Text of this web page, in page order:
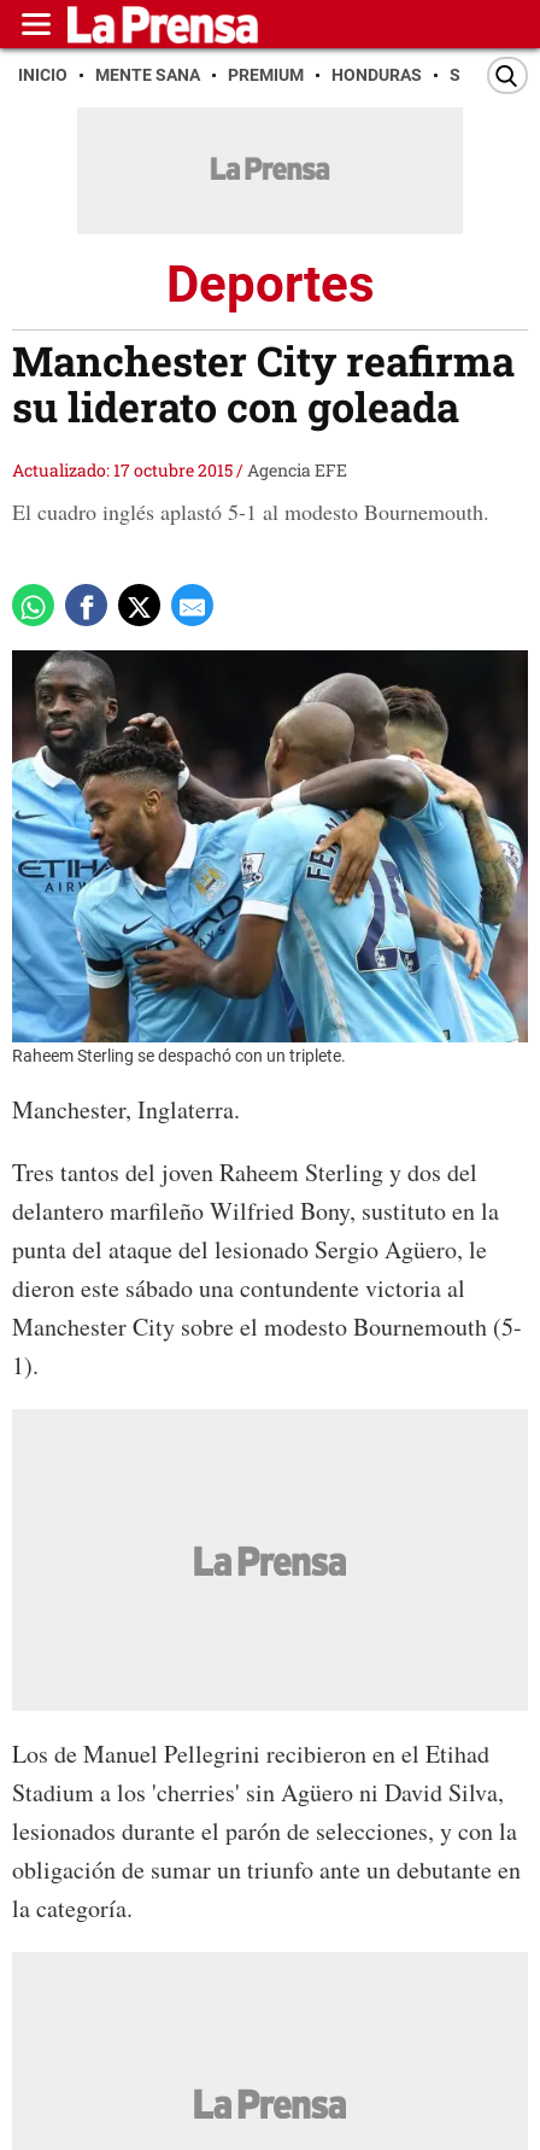
INICIO MENTE SANA PREMIUM HONDURAS SAN PEDRO
Deportes
Manchester City reafirma
su liderato con goleada
Actualizado: 17 octubre 2015/Agencia EFE
El cuadro inglés aplastó 5-1 al modesto Bournemouth.
Raheem Sterling se despachó con un triplete.
Manchester, Inglaterra.
Tres tantos del joven Raheem Sterling y dos del
delantero marfileño Wilfried Bony, sustituto en la
punta del ataque del lesionado Sergio Agüero, le
dieron este sábado una contundente victoria al
Manchester City sobre el modesto Bournemouth (5-
1).
Los de Manuel Pellegrini recibieron en el Etihad
Stadium a los 'cherries' sin Agüero ni David Silva,
lesionados durante el parón de selecciones, y con la
obligación de sumar un triunfo ante un debutante en
la categoría.